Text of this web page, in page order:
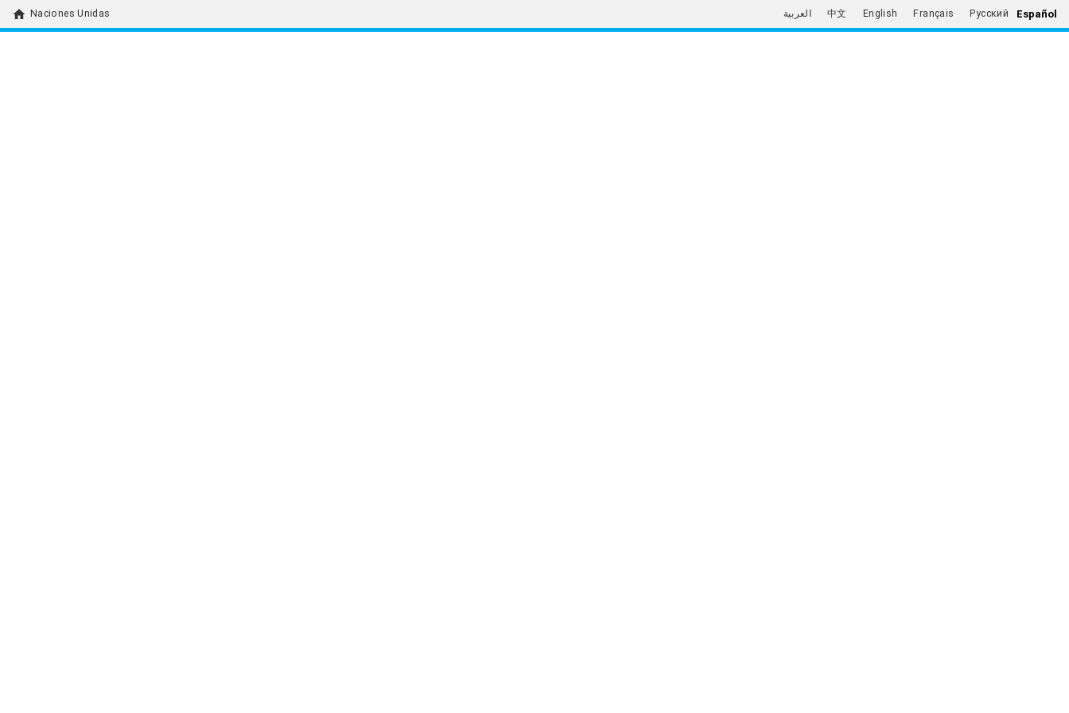
home Naciones Unidas العربية 中文 English Français Русский Español